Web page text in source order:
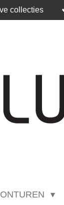
collecties